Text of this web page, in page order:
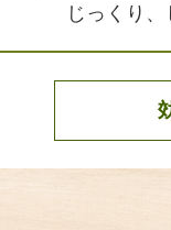
じっくり